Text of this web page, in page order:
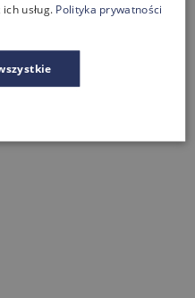
z Tobą, Twoimi
Chcesz swoją
i zyskach? Możesz
na aranżację, profesjonalne
i montaż mebli.
usług. Polityka prywatności